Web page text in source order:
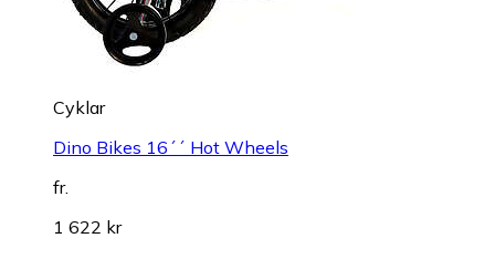
Cyklar
Dino Bikes 16´´ Hot Wheels
fr.
1 622 kr